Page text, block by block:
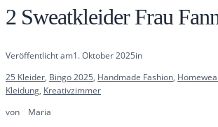
2 Sweatkleider Frau
Veröffentlicht am1. Oktober 2025in
25 Kleider, Bingo 2025, Handmade Fashion,
Kleidung, Kreativzimmer
von
Maria